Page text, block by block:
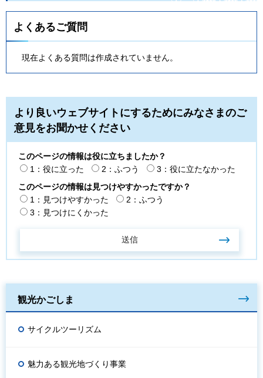
よくあるご質問
現在よくある質問は作成されていません。
より良いウェブサイトにするためにみなさまのご
意見をお聞かせください
このページの情報は役に立ちましたか？
1：役に立った
2：ふつう
3：役に立たなかった
このページの情報は見つけやすかったですか？
1：見つけやすかった
2：ふつう
3：見つけにくかった
観光かごしま
サイクルツーリズム
魅力ある観光地づくり事業